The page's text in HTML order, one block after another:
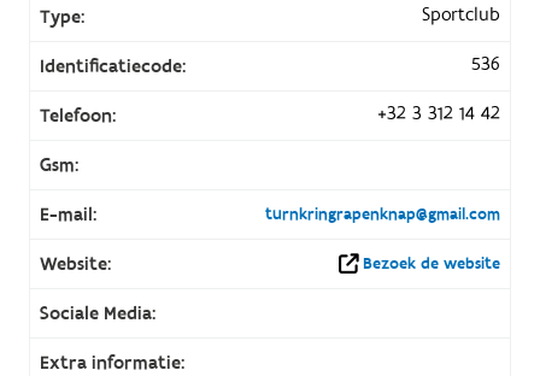
Type: Sportclub
Identificatiecode: 536
Telefoon: +32 3 312 14 42
Gsm:
E-mail: turnkringrapenknap@gmail.com
Website: Bezoek de website
Sociale Media:
Extra informatie: